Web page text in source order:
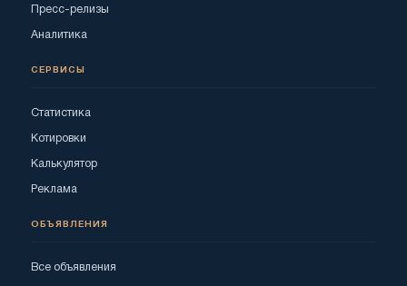
Пресс-релизы
Аналитика
СЕРВИСЫ
Статистика
Котировки
Калькулятор
Реклама
ОБЪЯВЛЕНИЯ
Все объявления